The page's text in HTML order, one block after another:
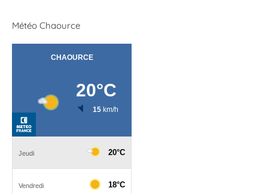
Météo Chaource